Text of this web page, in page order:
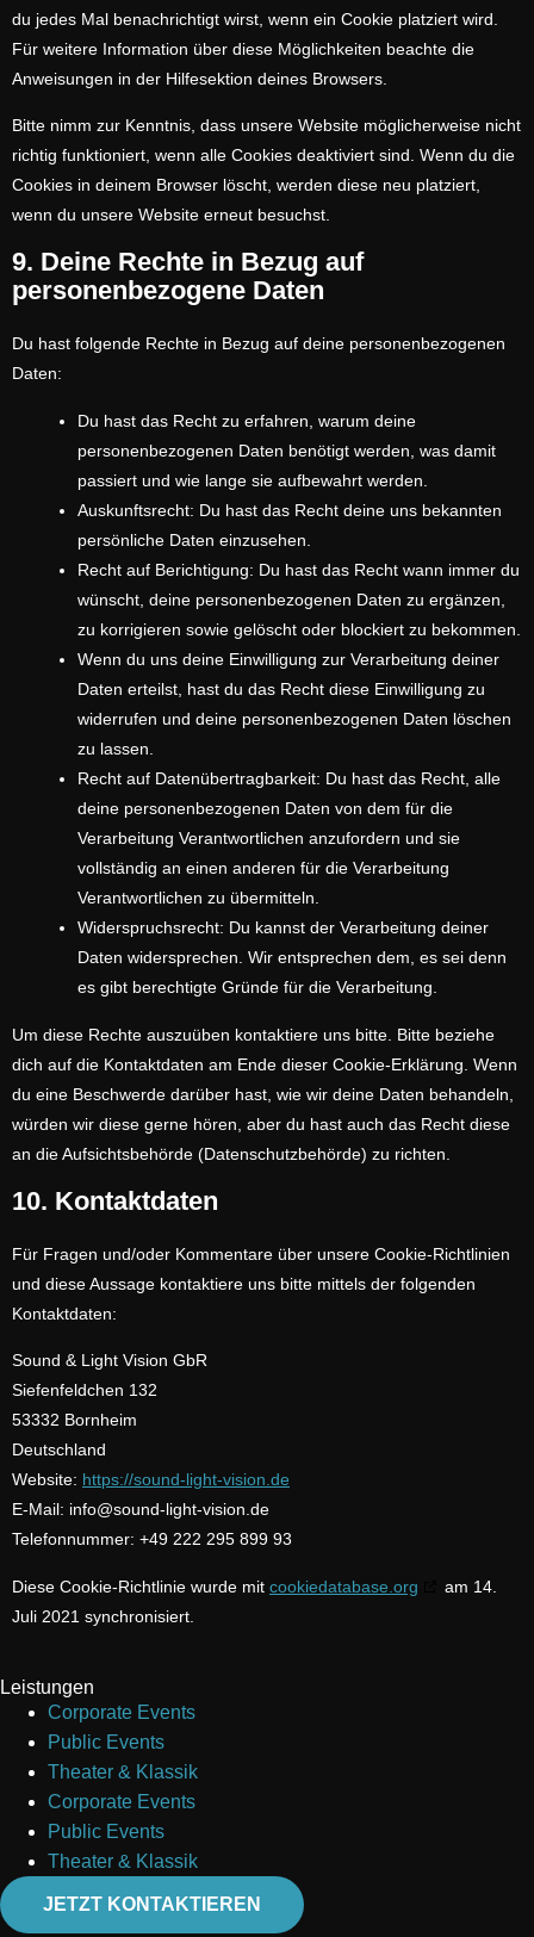
du jedes Mal benachrichtigt wirst, wenn ein Cookie platziert wird.
Für weitere Information über diese Möglichkeiten beachte die
Anweisungen in der Hilfesektion deines Browsers.
Bitte nimm zur Kenntnis, dass unsere Website möglicherweise nicht
richtig funktioniert, wenn alle Cookies deaktiviert sind. Wenn du die
Cookies in deinem Browser löscht, werden diese neu platziert,
wenn du unsere Website erneut besuchst.
9. Deine Rechte in Bezug auf
personenbezogene Daten
Du hast folgende Rechte in Bezug auf deine personenbezogenen
Daten:
Du hast das Recht zu erfahren, warum deine
personenbezogenen Daten benötigt werden, was damit
passiert und wie lange sie aufbewahrt werden.
Auskunftsrecht: Du hast das Recht deine uns bekannten
persönliche Daten einzusehen.
Recht auf Berichtigung: Du hast das Recht wann immer du
wünscht, deine personenbezogenen Daten zu ergänzen,
zu korrigieren sowie gelöscht oder blockiert zu bekommen.
Wenn du uns deine Einwilligung zur Verarbeitung deiner
Daten erteilst, hast du das Recht diese Einwilligung zu
widerrufen und deine personenbezogenen Daten löschen
zu lassen.
Recht auf Datenübertragbarkeit: Du hast das Recht, alle
deine personenbezogenen Daten von dem für die
Verarbeitung Verantwortlichen anzufordern und sie
vollständig an einen anderen für die Verarbeitung
Verantwortlichen zu übermitteln.
Widerspruchsrecht: Du kannst der Verarbeitung deiner
Daten widersprechen. Wir entsprechen dem, es sei denn
es gibt berechtigte Gründe für die Verarbeitung.
Um diese Rechte auszuüben kontaktiere uns bitte. Bitte beziehe
dich auf die Kontaktdaten am Ende dieser Cookie-Erklärung. Wenn
du eine Beschwerde darüber hast, wie wir deine Daten behandeln,
würden wir diese gerne hören, aber du hast auch das Recht diese
an die Aufsichtsbehörde (Datenschutzbehörde) zu richten.
10. Kontaktdaten
Für Fragen und/oder Kommentare über unsere Cookie-Richtlinien
und diese Aussage kontaktiere uns bitte mittels der folgenden
Kontaktdaten:
Sound & Light Vision GbR
Siefenfeldchen 132
53332 Bornheim
Deutschland
Website: https://sound-light-vision.de
E-Mail: info@sound-light-vision.de
Telefonnummer: +49 222 295 899 93
Diese Cookie-Richtlinie wurde mit cookiedatabase.org
am 14.
Juli 2021 synchronisiert.
Leistungen
Corporate Events
Public Events
Theater & Klassik
Corporate Events
Public Events
Theater & Klassik
JETZT KONTAKTIEREN